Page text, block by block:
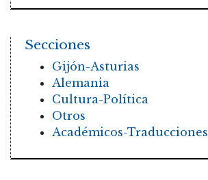
Secciones
Gijón-Asturias
Alemania
Cultura-Política
Otros
Académicos-Traducciones